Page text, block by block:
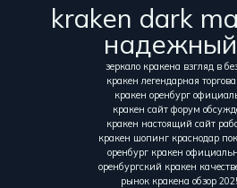
kraken dark
зеркало кракена взгляд в
кракен легендарная
кракен оренбург
кракен сайт форум
кракен настоящий сайт
кракен шопинг краснодар
оренбург кракен
оренбургский кракен
рынок кракена обзор